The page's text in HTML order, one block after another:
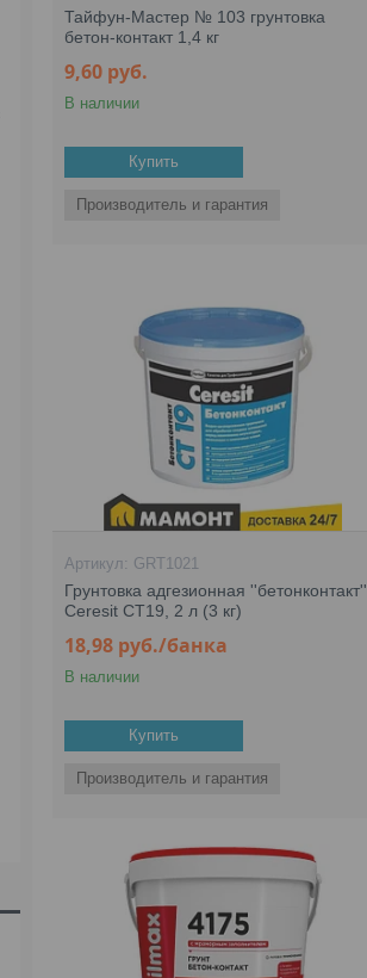
Тайфун-Мастер № 103 грунтовка
бетон-контакт 1,4 кг
9,60 руб.
В наличии
Купить
Производитель и гарантия
GRT1021
Грунтовка адгезионная ''бетонконтакт''
Ceresit CT19, 2 л (3 кг)
18,98 руб./банка
В наличии
Купить
Производитель и гарантия